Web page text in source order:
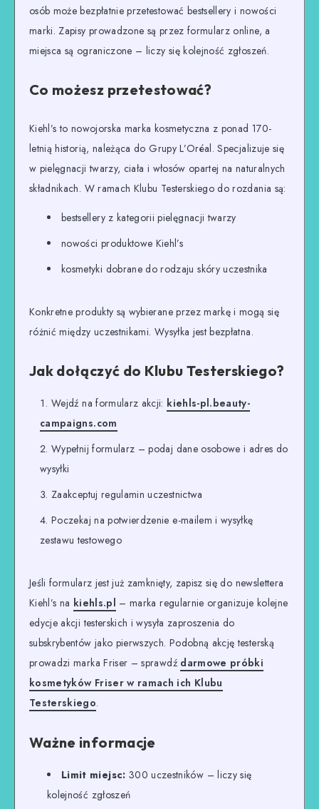
osób może bezpłatnie przetestować bestsellery i nowości
marki. Zapisy prowadzone są przez formularz online, a
miejsca są ograniczone – liczy się kolejność zgłoszeń.
Co możesz przetestować?
Kiehl’s to nowojorska marka kosmetyczna z ponad 170-
letnią historią, należąca do Grupy L’Oréal. Specjalizuje się
w pielęgnacji twarzy, ciała i włosów opartej na naturalnych
składnikach. W ramach Klubu Testerskiego do rozdania są:
bestsellery z kategorii pielęgnacji twarzy
nowości produktowe Kiehl’s
kosmetyki dobrane do rodzaju skóry uczestnika
Konkretne produkty są wybierane przez markę i mogą się
różnić między uczestnikami. Wysyłka jest bezpłatna.
Jak dołączyć do Klubu Testerskiego?
Wejdź na formularz akcji: kiehls-pl.beauty-
campaigns.com
Wypełnij formularz – podaj dane osobowe i adres do
wysyłki
Zaakceptuj regulamin uczestnictwa
Poczekaj na potwierdzenie e-mailem i wysyłkę
zestawu testowego
Jeśli formularz jest już zamknięty, zapisz się do newslettera
Kiehl’s na kiehls.pl – marka regularnie organizuje kolejne
edycje akcji testerskich i wysyła zaproszenia do
subskrybentów jako pierwszych. Podobną akcję testerską
prowadzi marka Friser – sprawdź darmowe próbki
kosmetyków Friser w ramach ich Klubu
Testerskiego.
Ważne informacje
Limit miejsc: 300 uczestników – liczy się
kolejność zgłoszeń